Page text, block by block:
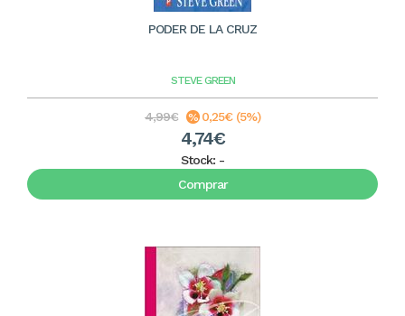
PODER DE LA CRUZ
STEVE GREEN
4,99€ 0,25€ (5%)
4,74€
Stock: -
Comprar